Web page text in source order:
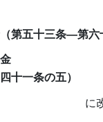
第五十三条―第六
十一条の五）
に